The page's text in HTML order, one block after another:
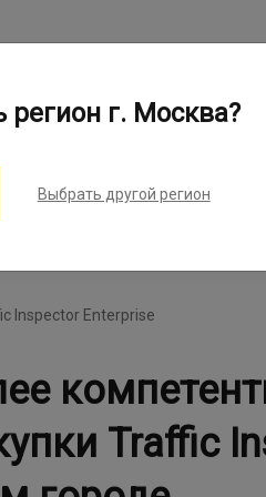
программ
Inspector Enterprise
Traffic
регион г. Москва?
Выбрать другой регион